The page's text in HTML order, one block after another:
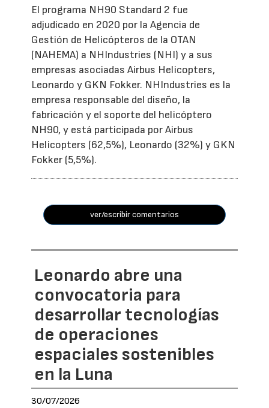
El programa NH90 Standard 2 fue
adjudicado en 2020 por la Agencia de
Gestión de Helicópteros de la OTAN
(NAHEMA) a NHIndustries (NHI) y a sus
empresas asociadas Airbus Helicopters,
Leonardo y GKN Fokker. NHIndustries es la
empresa responsable del diseño, la
fabricación y el soporte del helicóptero
NH90, y está participada por Airbus
Helicopters (62,5%), Leonardo (32%) y GKN
Fokker (5,5%).
ver/escribir comentarios
Leonardo abre una
convocatoria para
desarrollar tecnologías
de operaciones
espaciales sostenibles
en la Luna
30/07/2026